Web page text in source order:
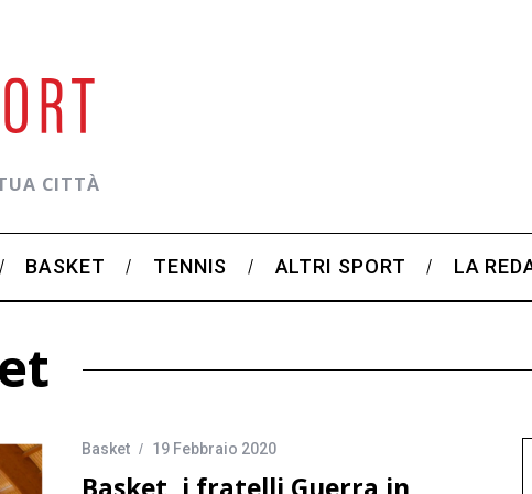
CITTÀ
BASKET TENNIS ALTRI SPORT LA
Basket 19 Febbraio 2020